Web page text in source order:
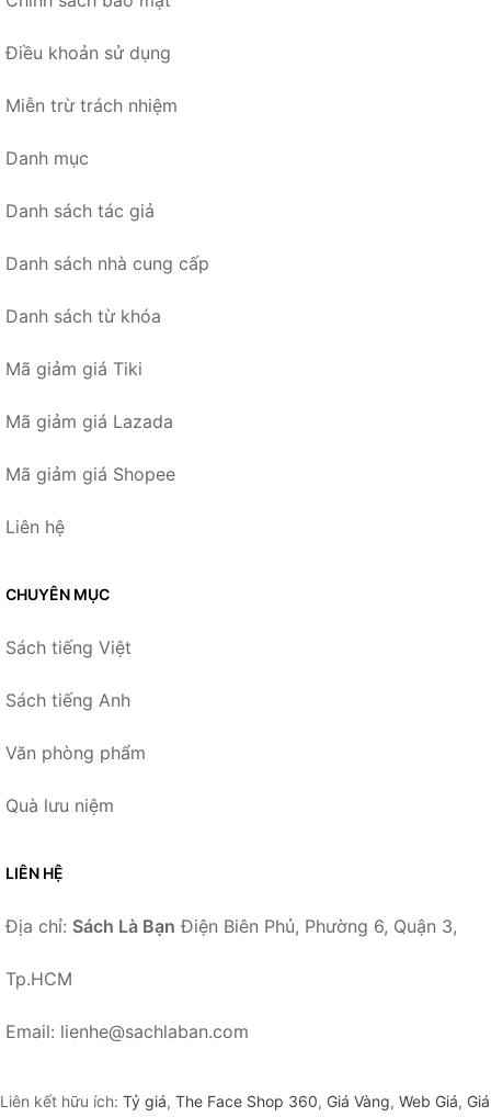
Điều khoản sử dụng
Miễn trừ trách nhiệm
Danh mục
Danh sách tác giả
Danh sách nhà cung cấp
Danh sách từ khóa
Mã giảm giá Tiki
Mã giảm giá Lazada
Mã giảm giá Shopee
Liên hệ
CHUYÊN MỤC
Sách tiếng Việt
Sách tiếng Anh
Văn phòng phẩm
Quà lưu niệm
LIÊN HỆ
Địa chỉ: Sách Là Bạn Điện Biên Phủ, Phường 6, Quận 3,
Tp.HCM
Email: lienhe@sachlaban.com
Liên kết hữu ích: Tỷ giá, The Face Shop 360, Giá Vàng, Web Giá, Giá